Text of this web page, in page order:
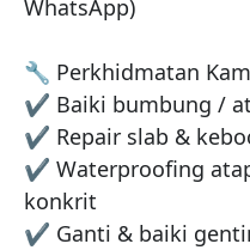
WhatsApp)
🔧 Perkhidmatan
✔️ Baiki bumbung /
✔️ Repair slab &
✔️ Waterproofing
konkrit
✔️ Ganti & baiki